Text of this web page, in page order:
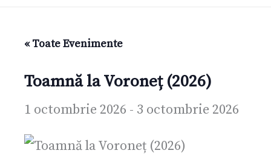
« Toate Evenimente
Toamnă la Voroneț (2026)
1 octombrie 2026 - 3 octombrie 2026